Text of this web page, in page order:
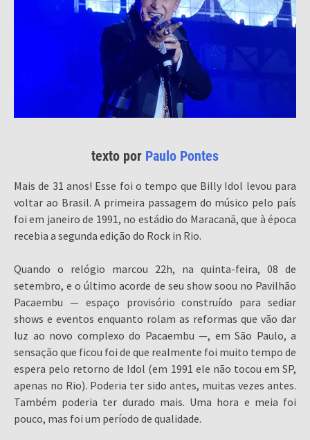
texto por Paulo Pontes
Mais de 31 anos! Esse foi o tempo que Billy Idol levou para
voltar ao Brasil. A primeira passagem do músico pelo país
foi em janeiro de 1991, no estádio do Maracanã, que à época
recebia a segunda edição do Rock in Rio.
Quando o relógio marcou 22h, na quinta-feira, 08 de
setembro, e o último acorde de seu show soou no Pavilhão
Pacaembu — espaço provisório construído para sediar
shows e eventos enquanto rolam as reformas que vão dar
luz ao novo complexo do Pacaembu —, em São Paulo, a
sensação que ficou foi de que realmente foi muito tempo de
espera pelo retorno de Idol (em 1991 ele não tocou em SP,
apenas no Rio). Poderia ter sido antes, muitas vezes antes.
Também poderia ter durado mais. Uma hora e meia foi
pouco, mas foi um período de qualidade.